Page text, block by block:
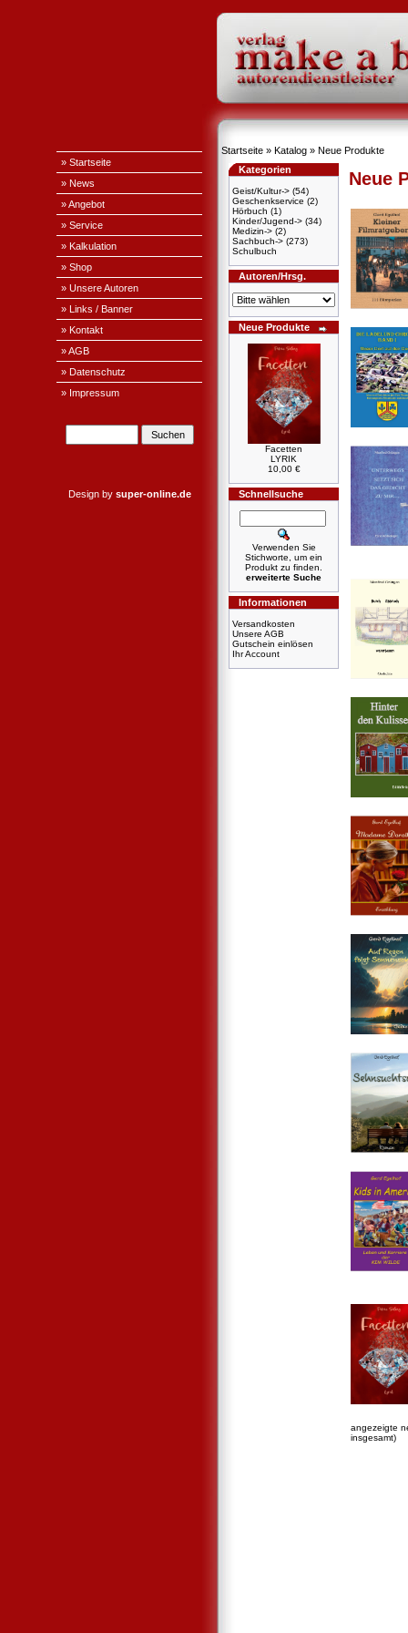
» Startseite
» News
» Angebot
» Service
» Kalkulation
» Shop
» Unsere Autoren
» Links / Banner
» Kontakt
» AGB
» Datenschutz
» Impressum
Design by super-online.de
Startseite » Katalog » Neue Produkte
Kategorien
Geist/Kultur-> (54)
Geschenkservice (2)
Hörbuch (1)
Kinder/Jugend-> (34)
Medizin-> (2)
Sachbuch-> (273)
Schulbuch
Autoren/Hrsg.
Neue Produkte
Facetten
LYRIK
10,00 €
Schnellsuche
Verwenden Sie
Stichworte, um ein
Produkt zu finden.
erweiterte Suche
Informationen
Versandkosten
Unsere AGB
Gutschein einlösen
Ihr Account
Neue
angezeigte
insgesamt)